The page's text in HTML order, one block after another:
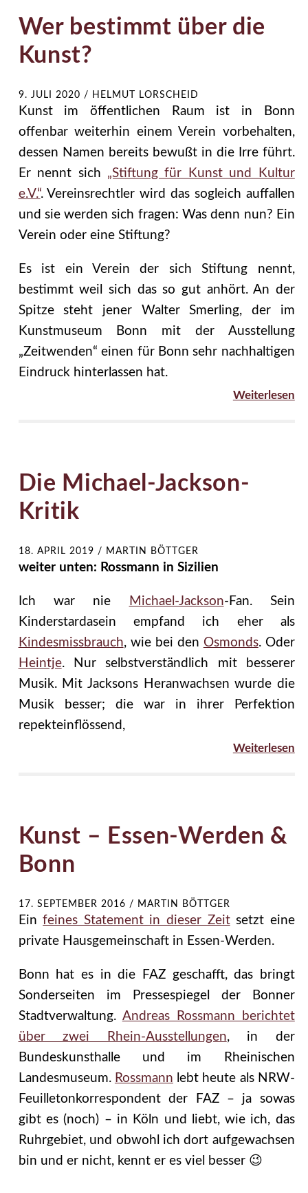
Wer bestimmt über die
Kunst?
9. JULI 2020 / HELMUT LORSCHEID
Kunst im öffentlichen Raum ist in Bonn
offenbar weiterhin einem Verein vorbehalten,
dessen Namen bereits bewußt in die Irre führt.
Er nennt sich „Stiftung für Kunst und Kultur
e.V.“. Vereinsrechtler wird das sogleich auffallen
und sie werden sich fragen: Was denn nun? Ein
Verein oder eine Stiftung?
Es ist ein Verein der sich Stiftung nennt,
bestimmt weil sich das so gut anhört. An der
Spitze steht jener Walter Smerling, der im
Kunstmuseum Bonn mit der Ausstellung
„Zeitwenden“ einen für Bonn sehr nachhaltigen
Eindruck hinterlassen hat.
Weiterlesen
Die Michael-Jackson-
Kritik
18. APRIL 2019 / MARTIN BÖTTGER
weiter unten: Rossmann in Sizilien
Ich war nie Michael-Jackson-Fan. Sein
Kinderstardasein empfand ich eher als
Kindesmissbrauch, wie bei den Osmonds. Oder
Heintje. Nur selbstverständlich mit besserer
Musik. Mit Jacksons Heranwachsen wurde die
Musik besser; die war in ihrer Perfektion
repekteinflössend,
Weiterlesen
Kunst – Essen-Werden &
Bonn
17. SEPTEMBER 2016 / MARTIN BÖTTGER
Einfeines Statement in dieser Zeitsetzt eine
private Hausgemeinschaft in Essen-Werden.
Bonn hat es in die FAZ geschafft, das bringt
Sonderseiten im Pressespiegel der Bonner
Stadtverwaltung. Andreas Rossmann berichtet
über zwei Rhein-Ausstellungen, in der
Bundeskunsthalle und im Rheinischen
Landesmuseum. Rossmann lebt heute als NRW-
Feuilletonkorrespondent der FAZ – ja sowas
gibt es (noch) – in Köln und liebt, wie ich, das
Ruhrgebiet, und obwohl ich dort aufgewachsen
bin und er nicht, kennt er es viel besser 😉